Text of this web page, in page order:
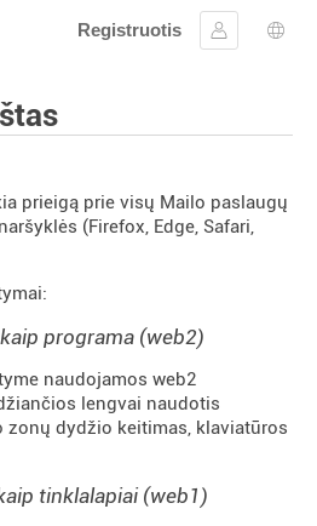
Registruotis
Prisijungti
prieigą prie visų Mailo paslaugų
(Firefox, Edge, Safari,
programa (web2)
naudojamos web2
lengvai naudotis
dydžio keitimas, klaviatūros
tinklalapiai (web1)